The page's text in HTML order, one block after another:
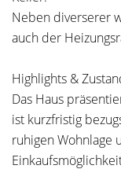
Neben diverserer
auch der
Highlights &
Das Haus
ist kurzfristig
ruhigen Wohnlage